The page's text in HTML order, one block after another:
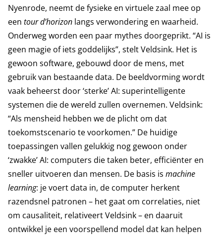
Nyenrode, neemt de fysieke en virtuele zaal mee op
een tour d’horizon langs verwondering en waarheid.
Onderweg worden een paar mythes doorgeprikt. “AI is
geen magie of iets goddelijks”, stelt Veldsink. Het is
gewoon software, gebouwd door de mens, met
gebruik van bestaande data. De beeldvorming wordt
vaak beheerst door ‘sterke’ AI: superintelligente
systemen die de wereld zullen overnemen. Veldsink:
“Als mensheid hebben we de plicht om dat
toekomstscenario te voorkomen.” De huidige
toepassingen vallen gelukkig nog gewoon onder
‘zwakke’ AI: computers die taken beter, efficiënter en
sneller uitvoeren dan mensen. De basis is machine
learning: je voert data in, de computer herkent
razendsnel patronen – het gaat om correlaties, niet
om causaliteit, relativeert Veldsink – en daaruit
ontwikkel je een voorspellend model dat kan helpen